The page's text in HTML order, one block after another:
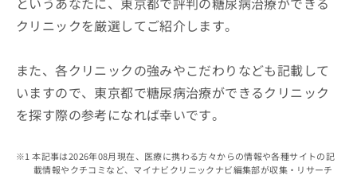
クリニックを厳選してご紹介します。
また、各クリニックの強みやこだわりなども記載して
いますので、東京都で糖尿病治療ができるクリニック
を探す際の参考になれば幸いです。
本記事は2026年08月現在、医療に携わる方々からの情報や各種サイトの記
載情報やクチコミなど、マイナビクリニックナビ編集部が収集・リサーチ
る
お
い
わ
せ
ち
広
告
出
の
問
い
せ
告
代
店
方
は
ち